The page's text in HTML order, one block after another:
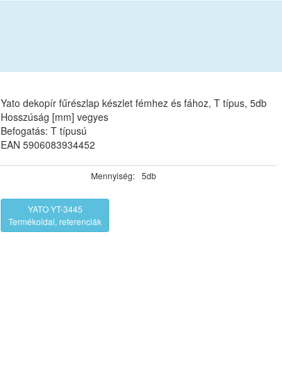
Yato dekopír fűrészlap készlet fémhez és fához, T típus, 5db
Hosszúság [mm] vegyes
Befogatás: T típusú
EAN 5906083934452
Mennyiség: 5db
YATO YT-3445
Termékoldal, referenciák